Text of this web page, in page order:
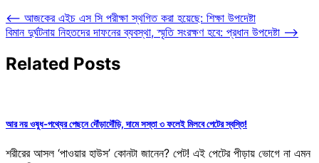
Post
navigation
⟵ আজকের এইচ এস সি পরীক্ষা স্থগিত করা হয়েছে: শিক্ষা উপদেষ্টা
বিমান দুর্ঘটনায় নিহতদের দাফনের ব্যবস্থা, স্মৃতি সংরক্ষণ হবে: প্রধান উপদেষ্টা ⟶
Related Posts
আর নয় ওষুধ-পথ্যের পেছনে দৌঁড়াদৌঁড়ি, দামে সস্তা ৩ ফলেই মিলবে পেটের স্বস্তি!
শরীরের আসল ‘পাওয়ার হাউস’ কোনটা জানেন? পেট! এই পেটের পীড়ায় ভোগে না এমন